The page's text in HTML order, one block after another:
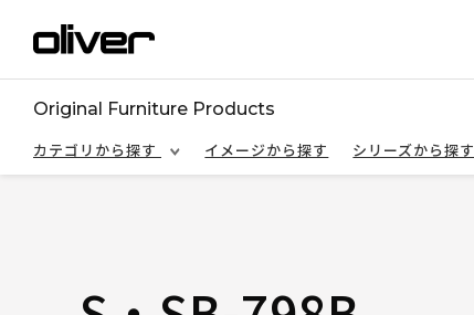
Original Furniture Products
カテゴリから探す
イメージから探す シリーズから探す